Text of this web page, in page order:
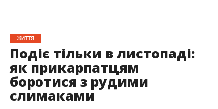
ЖИТТЯ
Подіє тільки в листопаді:
як прикарпатцям
боротися з рудими
слимаками